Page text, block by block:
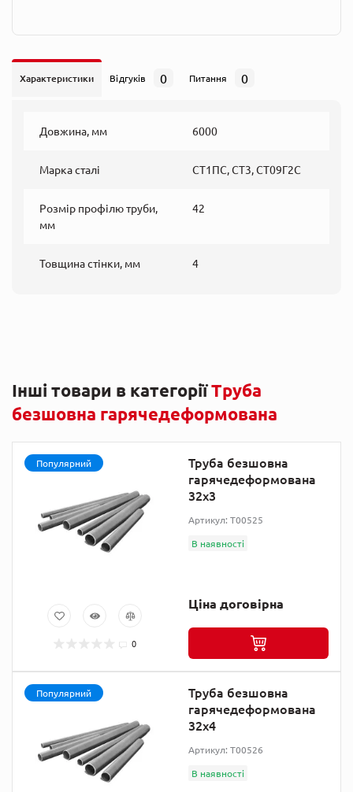
Характеристики Відгуків 0 Питання 0
Довжина, мм 6000
Марка сталі СТ1ПС, СТ3, СТ09Г2С
Розмір профілю труби,
мм
42
Товщина стінки, мм 4
Інші товари в категоріїТруба
безшовна гарячедеформована
Популярний
0
Труба безшовна
гарячедеформована
32х3
Артикул: T00525
В наявності
Ціна договірна
Популярний
Труба безшовна
гарячедеформована
32х4
Артикул: T00526
В наявності